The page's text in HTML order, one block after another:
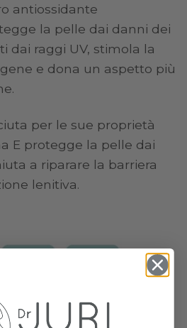
antiossidante
la pelle dai danni dei
dai raggi UV, stimola la
e dona un aspetto più
per le sue proprietà
E protegge la pelle dai
a riparare la barriera
lenitiva.